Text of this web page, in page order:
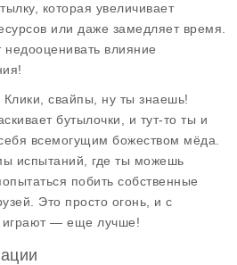
которая увеличивает
или даже замедляет время.
влияние
свайпы, ну ты знаешь!
бутылочки, и тут-то ты и
всемогущим божеством мёда.
испытаний, где ты можешь
побить собственные
Это просто огонь, и с
играют — еще лучше!